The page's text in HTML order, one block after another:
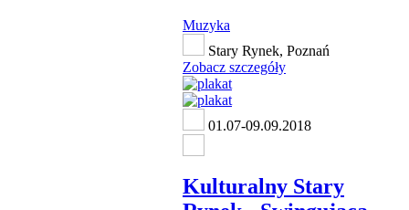
Muzyka
Stary Rynek, Poznań
Zobacz szczegóły
01.07-09.09.2018
Kulturalny Stary